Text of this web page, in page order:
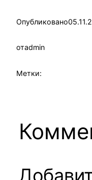
Опубликовано
отadmin
Метки: